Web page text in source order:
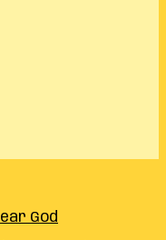
God